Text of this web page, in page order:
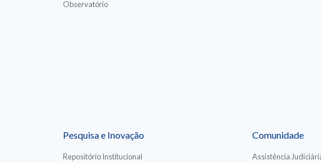
Observatório
Pesquisa e Inovação
Repositório Institucional
Comunidade
Assistência